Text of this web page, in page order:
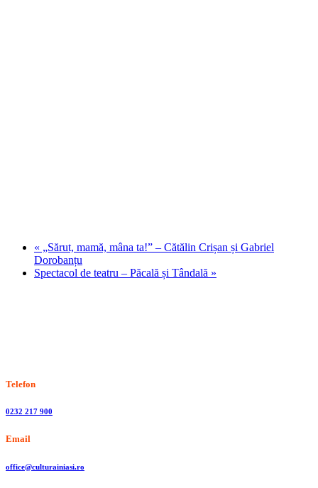
« „Sărut, mamă, mâna ta!” – Cătălin Crișan și Gabriel
Dorobanțu
Spectacol de teatru – Păcală și Tândală »
Telefon
0232 217 900
Email
office@culturainiasi.ro